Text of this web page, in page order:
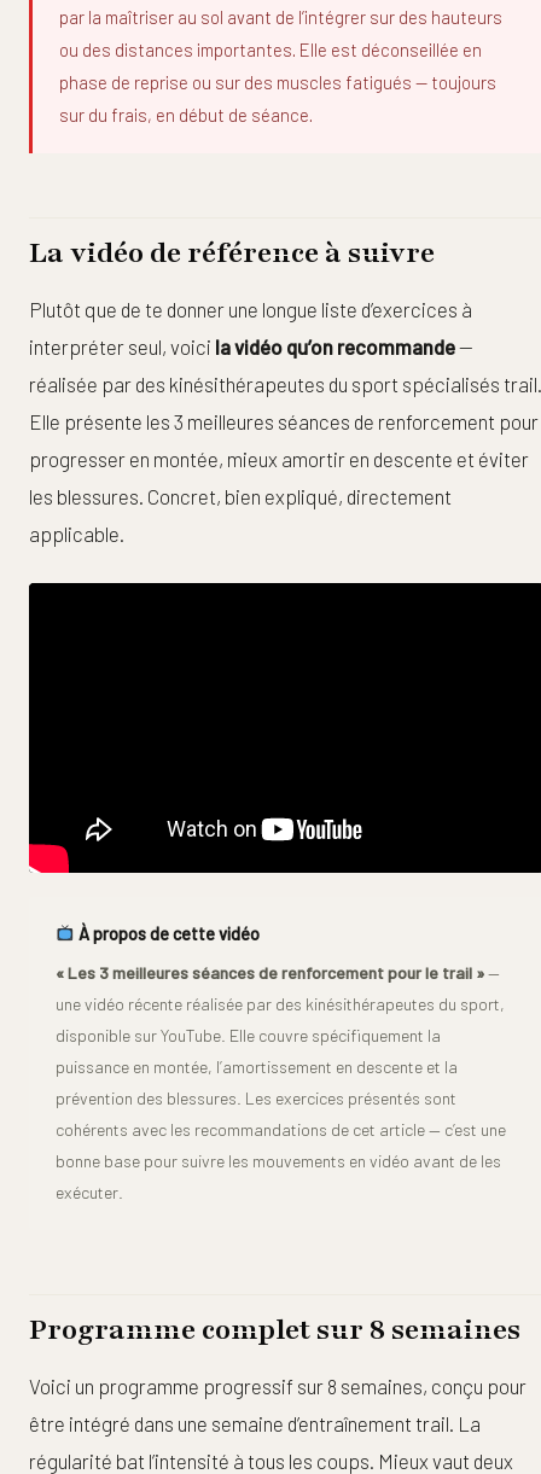
par la maîtriser au sol avant de l’intégrer sur des hauteurs
ou des distances importantes. Elle est déconseillée en
phase de reprise ou sur des muscles fatigués — toujours
sur du frais, en début de séance.
La vidéo de référence à suivre
Plutôt que de te donner une longue liste d’exercices à
interpréter seul, voici la vidéo qu’on recommande—
réalisée par des kinésithérapeutes du sport spécialisés trail.
Elle présente les 3 meilleures séances de renforcement pour
progresser en montée, mieux amortir en descente et éviter
les blessures. Concret, bien expliqué, directement
applicable.
À propos de cette vidéo
« Les 3 meilleures séances de renforcement pour le trail »—
une vidéo récente réalisée par des kinésithérapeutes du sport,
disponible sur YouTube. Elle couvre spécifiquement la
puissance en montée, l’amortissement en descente et la
prévention des blessures. Les exercices présentés sont
cohérents avec les recommandations de cet article — c’est une
bonne base pour suivre les mouvements en vidéo avant de les
exécuter.
Programme complet sur 8 semaines
Voici un programme progressif sur 8 semaines, conçu pour
être intégré dans une semaine d’entraînement trail. La
régularité bat l’intensité à tous les coups. Mieux vaut deux